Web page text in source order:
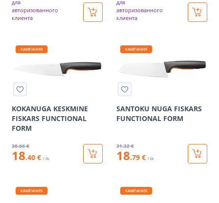
для
авторизованного
клиента
для
авторизованного
клиента
КАМПАНИЯ
KOKANUGA KESKMINE
FISKARS FUNCTIONAL
FORM
30.66 €
18.40 € / tk
КАМПАНИЯ
SANTOKU NUGA FISKARS
FUNCTIONAL FORM
31.32 €
18.79 € / tk
КАМПАНИЯ КАМПАНИЯ